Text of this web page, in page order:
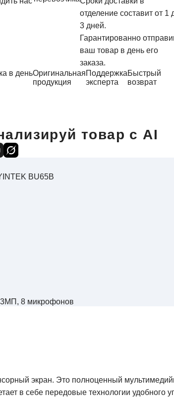
отделение составит от 1
3 дней.
Гарантированно
ваш товар в день его
заказа.
в деньОригинальная
продукция
Поддержка
эксперта
Быстрый
возврат
товар с AI
BU65B
8 микрофонов
экран. Это полноценный
в себе передовые технологии